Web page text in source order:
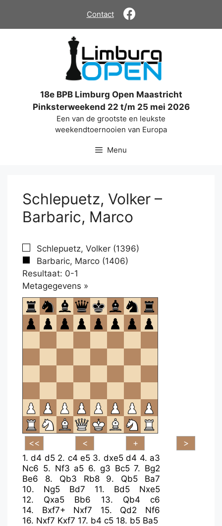
de
Contact
18e BPB Limburg Open Maastricht
Pinksterweekend 22 t/m 25 mei 2026
Een van de grootste en leukste
weekendtoernooien van Europa
Menu
Schlepuetz, Volker –
Barbaric, Marco
Schlepuetz, Volker (1396)
Barbaric, Marco (1406)
Resultaat: 0-1
Metagegevens »
om
te
openen.
1.d4 d5 2. c4 e5 3. dxe5 d4 4. a3
Nc6 5. Nf3 a5 6. g3 Bc5 7. Bg2
Be6
8. Qb3 Rb8 9. Qb5
Ba7
10. Ng5 Bd7 11. Bd5
Nxe5
12. Qxa5 Bb6 13. Qb4
c6
14. Bxf7+ Nxf7 15. Qd2
Nf6
16. Nxf7 Kxf7 17. b4 c5 18. b5 Ba5